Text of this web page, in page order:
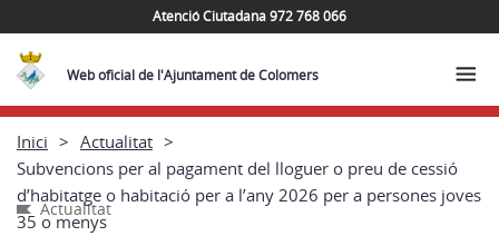
Atenció Ciutadana 972 768 066
Web oficial de l'Ajuntament de Colomers
Inici
Actualitat
Subvencions per al pagament del lloguer o preu de cessió
d’habitatge o habitació per a l’any 2026 per a persones joves
35 o menys
Actualitat